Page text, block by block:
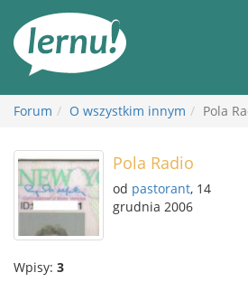
Forum O wszystkim innym Pola
Pola Radio
od pastorant, 14
grudnia 2006
Wpisy: 3